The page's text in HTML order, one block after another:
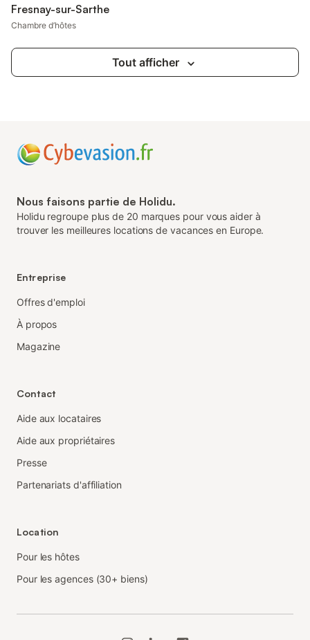
Fresnay-sur-Sarthe
Chambre d’hôtes
Tout afficher
Nous faisons partie de Holidu.
Holidu regroupe plus de 20 marques pour vous aider à
trouver les meilleures locations de vacances en Europe.
Entreprise
Offres d'emploi
À propos
Magazine
Contact
Aide aux locataires
Aide aux propriétaires
Presse
Partenariats d'affiliation
Location
Pour les hôtes
Pour les agences (30+ biens)